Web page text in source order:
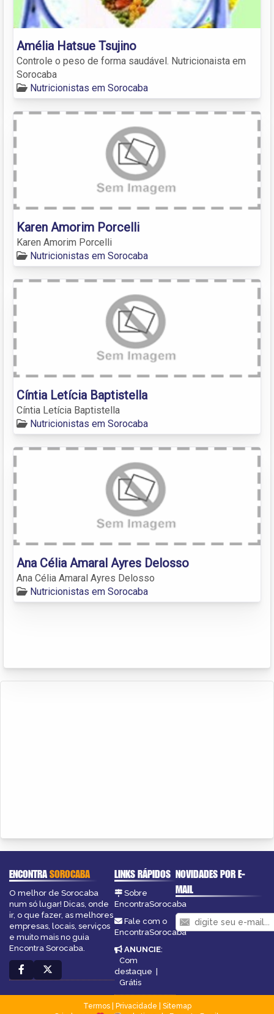
Amélia Hatsue Tsujino
Controle o peso de forma saudável. Nutricionaista em
Sorocaba
Nutricionistas em Sorocaba
Karen Amorim Porcelli
Karen Amorim Porcelli
Nutricionistas em Sorocaba
Cíntia Letícia Baptistella
Cíntia Letícia Baptistella
Nutricionistas em Sorocaba
Ana Célia Amaral Ayres Delosso
Ana Célia Amaral Ayres Delosso
Nutricionistas em Sorocaba
ENCONTRASOROCABA
O melhor de Sorocaba
num só lugar! Dicas, onde
ir, o que fazer, as melhores
empresas, locais, serviços
e muito mais no guia
Encontra Sorocaba.
LINKS RÁPIDOS
Sobre
EncontraSorocaba
Fale com o
EncontraSorocaba
ANUNCIE:
Com
destaque |
Grátis
NOVIDADES POR E-
MAIL
Termos| Privacidade
Sitemap